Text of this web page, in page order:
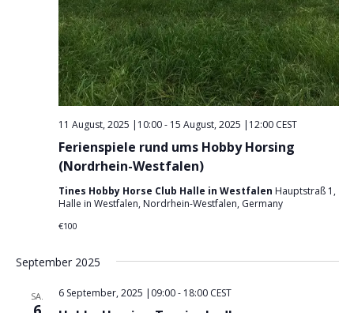
Ferienspiele rund ums Hobby Horsing
(Nordrhein-Westfalen)
11 August, 2025 |10:00- 15 August, 2025 |12:00 CEST
Tines Hobby Horse Club Halle in Westfalen Hauptstraß 1,
Halle in Westfalen, Nordrhein-Westfalen, Germany
€100
September 2025
SA. 6 September, 2025 |09:00- 18:00 CEST